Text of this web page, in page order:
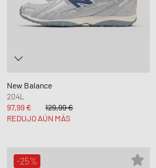
New Balance
204L
97,99 €
129,99 €
REDUJO AÚN MÁS
-25%